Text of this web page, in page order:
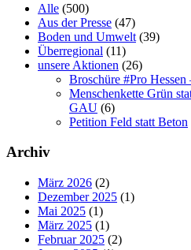
Alle (500)
Aus der Presse (47)
Boden und Umwelt (39)
Überregional (11)
unsere Aktionen (26)
Broschüre #Pro Hessen
Menschenkette Grün
GAU (6)
Petition Feld statt Beton
Archiv
März 2026 (2)
Dezember 2025 (1)
Mai 2025 (1)
März 2025 (1)
Februar 2025 (2)